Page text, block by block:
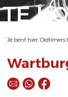
TE
Je bent hier: Oldtimers